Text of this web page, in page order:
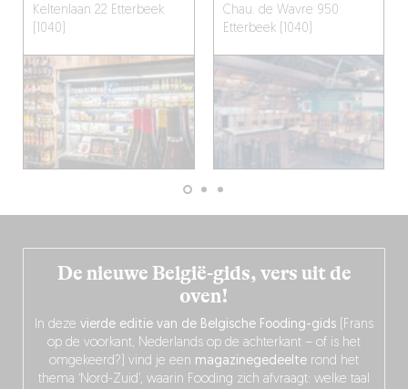
Keltenlaan 22 Etterbeek
(1040)
Chau. de Wavre 950
Etterbeek (1040)
De nieuwe België-gids, vers uit de
oven!
In deze vierde editie van de Belgische Fooding-gids (Frans
op de voorkant, Nederlands op de achterkant – of is het
omgekeerd?) vind je een magazinegedeelte rond het
thema ‘Nord-Zuid’, waarin Fooding zich afvraagt: welke taal